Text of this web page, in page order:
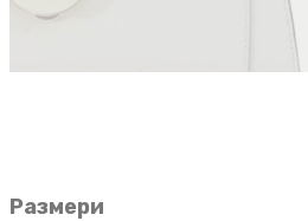
Размери